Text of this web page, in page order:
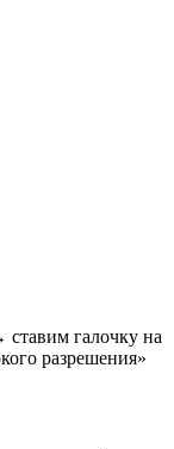
галочку на
разрешения»